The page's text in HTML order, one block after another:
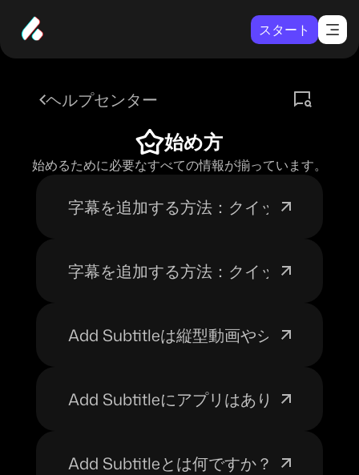
ヘルプセンター
始め方
始めるために必要なすべての情報が揃っています。
字幕を追加する方法：クイックスター
字幕を追加する方法：クイックスター
Add Subtitleは縦型動画やショートフ
Add Subtitleにアプリはありますか？
Add Subtitleとは何ですか？
スタート